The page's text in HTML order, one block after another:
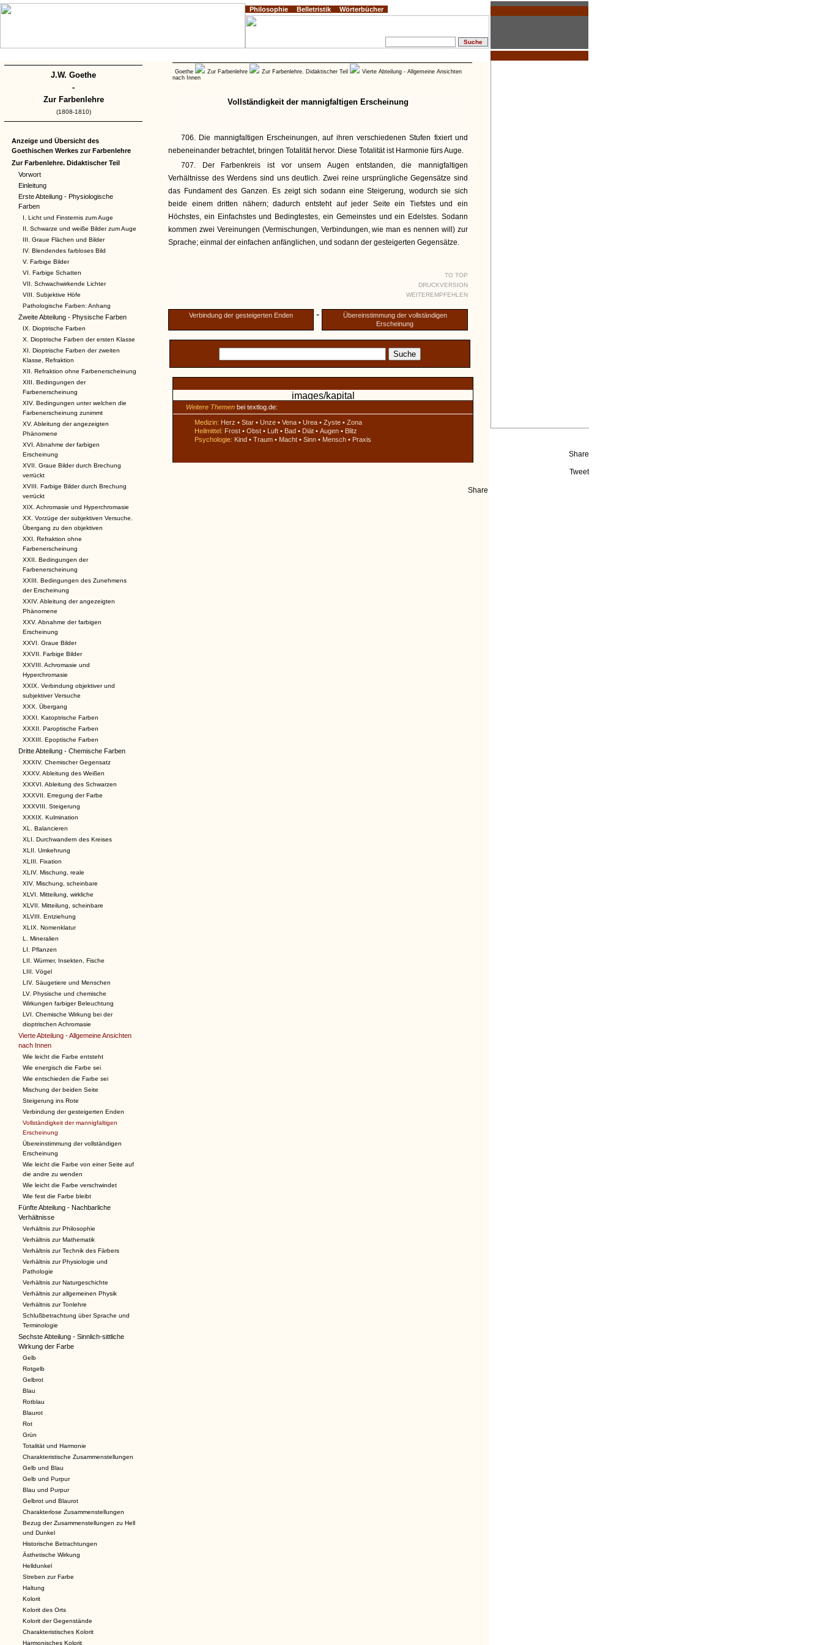
Share
Tweet
Philosophie Belletristik Wörterbücher
J.W. Goethe
-
Zur Farbenlehre
(1808-1810)
Anzeige und Übersicht des
Goethischen Werkes zur Farbenlehre
Zur Farbenlehre. Didaktischer Teil
Vorwort
Einleitung
Erste Abteilung - Physiologische
Farben
I. Licht und Finsternis zum Auge
II. Schwarze und weiße Bilder zum Auge
III. Graue Flächen und Bilder
IV. Blendendes farbloses Bild
V. Farbige Bilder
VI. Farbige Schatten
VII. Schwachwirkende Lichter
VIII. Subjektive Höfe
Pathologische Farben: Anhang
Zweite Abteilung - Physische Farben
IX. Dioptrische Farben
X. Dioptrische Farben der ersten Klasse
XI. Dioptrische Farben der zweiten
Klasse, Refraktion
XII. Refraktion ohne Farbenerscheinung
XIII. Bedingungen der
Farbenerscheinung
XIV. Bedingungen unter welchen die
Farbenerscheinung zunimmt
XV. Ableitung der angezeigten
Phänomene
XVI. Abnahme der farbigen
Erscheinung
XVII. Graue Bilder durch Brechung
verrückt
XVIII. Farbige Bilder durch Brechung
verrückt
XIX. Achromasie und Hyperchromasie
XX. Vorzüge der subjektiven Versuche.
Übergang zu den objektiven
XXI. Refraktion ohne
Farbenerscheinung
XXII. Bedingungen der
Farbenerscheinung
XXIII. Bedingungen des Zunehmens
der Erscheinung
XXIV. Ableitung der angezeigten
Phänomene
XXV. Abnahme der farbigen
Erscheinung
XXVI. Graue Bilder
XXVII. Farbige Bilder
XXVIII. Achromasie und
Hyperchromasie
XXIX. Verbindung objektiver und
subjektiver Versuche
XXX. Übergang
XXXI. Katoptrische Farben
XXXII. Paroptische Farben
XXXIII. Epoptische Farben
Dritte Abteilung - Chemische Farben
XXXIV. Chemischer Gegensatz
XXXV. Ableitung des Weißen
XXXVI. Ableitung des Schwarzen
XXXVII. Erregung der Farbe
XXXVIII. Steigerung
XXXIX. Kulmination
XL. Balancieren
XLI. Durchwandern des Kreises
XLII. Umkehrung
XLIII. Fixation
XLIV. Mischung, reale
XIV. Mischung, scheinbare
XLVI. Mitteilung, wirkliche
XLVII. Mitteilung, scheinbare
XLVIII. Entziehung
XLIX. Nomenklatur
L. Mineralien
LI. Pflanzen
LII. Würmer, Insekten, Fische
LIII. Vögel
LIV. Säugetiere und Menschen
LV. Physische und chemische
Wirkungen farbiger Beleuchtung
LVI. Chemische Wirkung bei der
dioptrischen Achromasie
Vierte Abteilung - Allgemeine Ansichten
nach Innen
Wie leicht die Farbe entsteht
Wie energisch die Farbe sei
Wie entschieden die Farbe sei
Mischung der beiden Seite
Steigerung ins Rote
Verbindung der gesteigerten Enden
Vollständigkeit der mannigfaltigen
Erscheinung
Übereinstimmung der vollständigen
Erscheinung
Wie leicht die Farbe von einer Seite auf
die andre zu wenden
Wie leicht die Farbe verschwindet
Wie fest die Farbe bleibt
Fünfte Abteilung - Nachbarliche
Verhältnisse
Verhältnis zur Philosophie
Verhältnis zur Mathematik
Verhältnis zur Technik des Färbers
Verhältnis zur Physiologie und
Pathologie
Verhältnis zur Naturgeschichte
Verhältnis zur allgemeinen Physik
Verhältnis zur Tonlehre
Schlußbetrachtung über Sprache und
Terminologie
Sechste Abteilung - Sinnlich-sittliche
Wirkung der Farbe
Gelb
Rotgelb
Gelbrot
Blau
Rotblau
Blaurot
Rot
Grün
Totalität und Harmonie
Charakteristische Zusammenstellungen
Gelb und Blau
Gelb und Purpur
Blau und Purpur
Gelbrot und Blaurot
Charakterlose Zusammenstellungen
Bezug der Zusammenstellungen zu Hell
und Dunkel
Historische Betrachtungen
Ästhetische Wirkung
Helldunkel
Streben zur Farbe
Haltung
Kolorit
Kolorit des Orts
Kolorit der Gegenstände
Charakteristisches Kolorit
Harmonisches Kolorit
Goethe Zur Farbenlehre Zur Farbenlehre. Didaktischer Teil
Vierte Abteilung - Allgemeine Ansichten
nach Innen
Vollständigkeit der mannigfaltigen Erscheinung
706. Die mannigfaltigen Erscheinungen, auf ihren verschiedenen Stufen fixiert und
nebeneinander betrachtet, bringen Totalität hervor. Diese Totalität ist Harmonie fürs Auge.
707. Der Farbenkreis ist vor unsern Augen entstanden, die mannigfaltigen
Verhältnisse des Werdens sind uns deutlich. Zwei reine ursprüngliche Gegensätze sind
das Fundament des Ganzen. Es zeigt sich sodann eine Steigerung, wodurch sie sich
beide einem dritten nähern; dadurch entsteht auf jeder Seite ein Tiefstes und ein
Höchstes, ein Einfachstes und Bedingtestes, ein Gemeinstes und ein Edelstes. Sodann
kommen zwei Vereinungen (Vermischungen, Verbindungen, wie man es nennen will) zur
Sprache; einmal der einfachen anfänglichen, und sodann der gesteigerten Gegensätze.
TO TOP
DRUCKVERSION
WEITEREMPFEHLEN
Verbindung der gesteigerten Enden -
Übereinstimmung der vollständigen
Erscheinung
Weitere Themen bei textlog.de:
Medizin: Herz • Star • Unze • Vena • Urea • Zyste • Zona
Heilmittel: Frost • Obst • Luft • Bad • Diät • Augen • Blitz
Psychologie: Kind • Traum • Macht • Sinn • Mensch • Praxis
Share